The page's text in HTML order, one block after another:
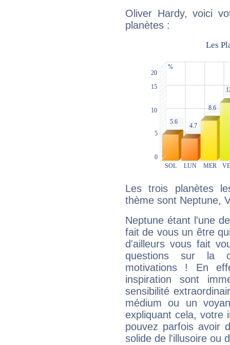
Oliver Hardy, voici
planètes :
Les trois planètes
thème sont Neptune,
Neptune étant l'une
fait de vous un être
d'ailleurs vous fait
questions sur la
motivations ! En
inspiration sont
sensibilité
médium ou un
expliquant cela, votre
pouvez parfois avoir
solide de l'illusoire ou